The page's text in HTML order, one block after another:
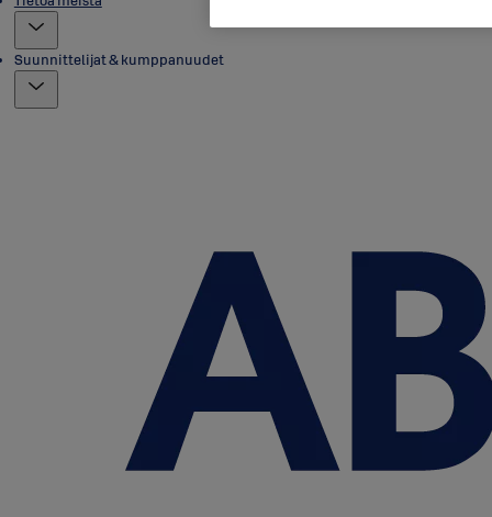
Suunnittelijat & kumppanuudet